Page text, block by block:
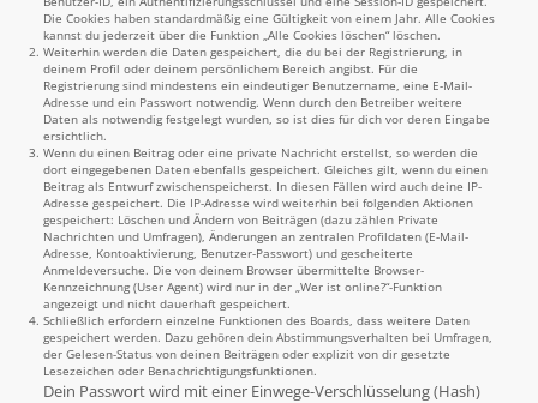
Die Cookies haben standardmäßig eine Gültigkeit von einem Jahr. Alle Cookies
kannst du jederzeit über die Funktion „Alle Cookies löschen“ löschen.
Weiterhin werden die Daten gespeichert, die du bei der Registrierung, in
deinem Profil oder deinem persönlichem Bereich angibst. Für die
Registrierung sind mindestens ein eindeutiger Benutzername, eine E-Mail-
Adresse und ein Passwort notwendig. Wenn durch den Betreiber weitere
Daten als notwendig festgelegt wurden, so ist dies für dich vor deren Eingabe
ersichtlich.
Wenn du einen Beitrag oder eine private Nachricht erstellst, so werden die
dort eingegebenen Daten ebenfalls gespeichert. Gleiches gilt, wenn du einen
Beitrag als Entwurf zwischenspeicherst. In diesen Fällen wird auch deine IP-
Adresse gespeichert. Die IP-Adresse wird weiterhin bei folgenden Aktionen
gespeichert: Löschen und Ändern von Beiträgen (dazu zählen Private
Nachrichten und Umfragen), Änderungen an zentralen Profildaten (E-Mail-
Adresse, Kontoaktivierung, Benutzer-Passwort) und gescheiterte
Anmeldeversuche. Die von deinem Browser übermittelte Browser-
Kennzeichnung (User Agent) wird nur in der „Wer ist online?“-Funktion
angezeigt und nicht dauerhaft gespeichert.
Schließlich erfordern einzelne Funktionen des Boards, dass weitere Daten
gespeichert werden. Dazu gehören dein Abstimmungsverhalten bei Umfragen,
der Gelesen-Status von deinen Beiträgen oder explizit von dir gesetzte
Lesezeichen oder Benachrichtigungsfunktionen.
Dein Passwort wird mit einer Einwege-Verschlüsselung (Hash)